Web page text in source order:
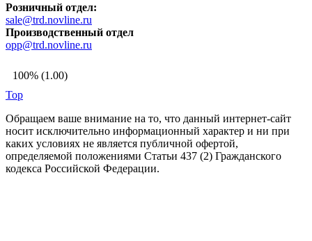
Розничный отдел:
sale@trd.novline.ru
Производственный отдел
opp@trd.novline.ru
100% (1.00)
Top
Обращаем ваше внимание на то, что данный интернет-сайт
носит исключительно информационный характер и ни при
каких условиях не является публичной офертой,
определяемой положениями Статьи 437 (2) Гражданского
кодекса Российской Федерации.